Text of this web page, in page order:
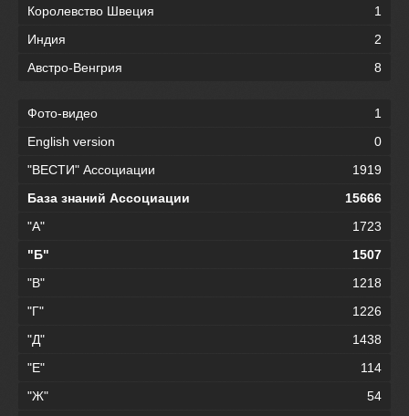
Королевство Швеция
1
Индия
2
Австро-Венгрия
8
Фото-видео
1
English version
0
"ВЕСТИ" Ассоциации
1919
База знаний Ассоциации
15666
"А"
1723
"Б"
1507
"В"
1218
"Г"
1226
"Д"
1438
"Е"
114
"Ж"
54